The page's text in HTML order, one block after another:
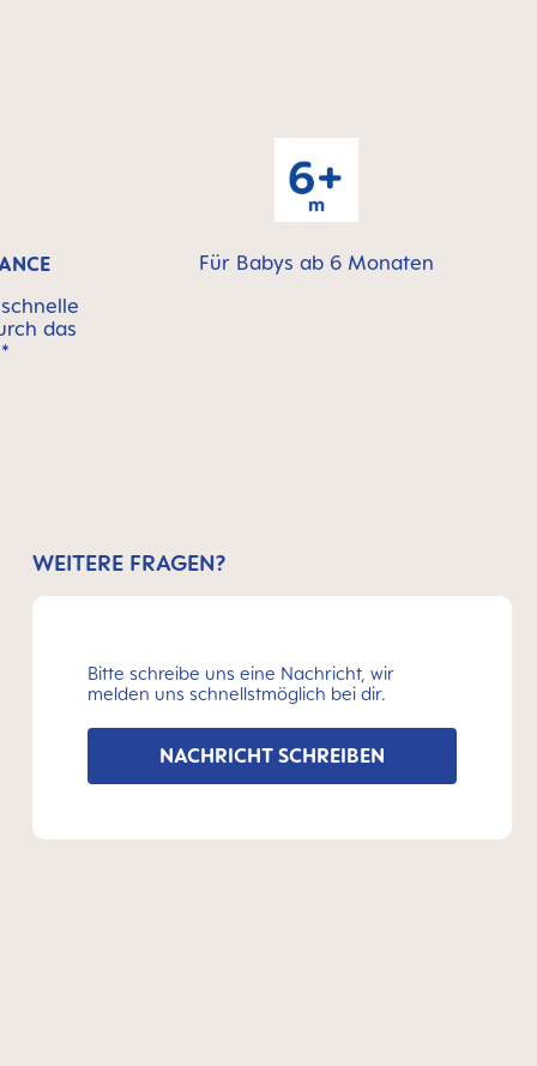
das
Für Babys ab 6 Monaten
WEITERE FRAGEN?
Bitte schreibe uns eine Nachricht, wir
melden uns schnellstmöglich bei dir.
NACHRICHT SCHREIBEN